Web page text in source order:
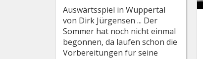
Auswärtsspiel in Wuppertal
von Dirk Jürgensen ... Der
Sommer hat noch nicht einmal
begonnen, da laufen schon die
Vorbereitungen für seine